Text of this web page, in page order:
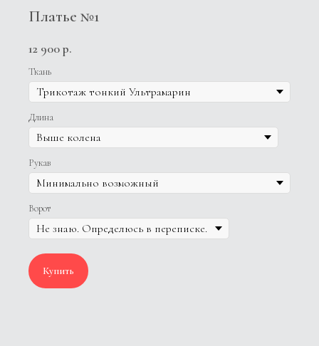
Платье №1
12 900р.
Ткань
Длина
Рукав
Ворот
Купить